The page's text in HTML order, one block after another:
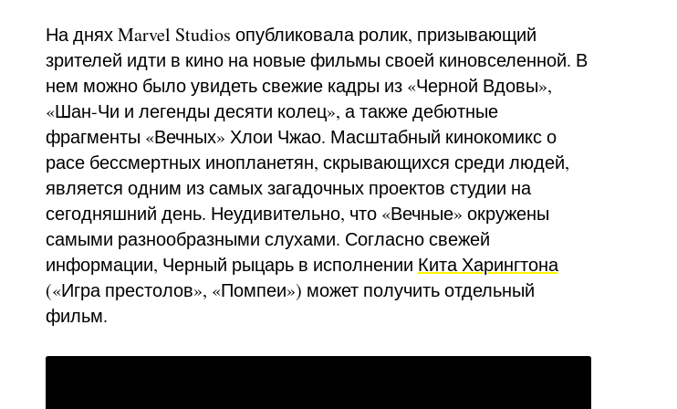
На днях Marvel Studios опубликовала ролик, призывающий
зрителей идти в кино на новые фильмы своей киновселенной. В
нем можно было увидеть свежие кадры из «Черной Вдовы»,
«Шан-Чи и легенды десяти колец», а также дебютные
фрагменты «Вечных» Хлои Чжао. Масштабный кинокомикс о
расе бессмертных инопланетян, скрывающихся среди людей,
является одним из самых загадочных проектов студии на
сегодняшний день. Неудивительно, что «Вечные» окружены
самыми разнообразными слухами. Согласно свежей
информации, Черный рыцарь в исполнении Кита Харингтона
(«Игра престолов», «Помпеи») может получить отдельный
фильм.